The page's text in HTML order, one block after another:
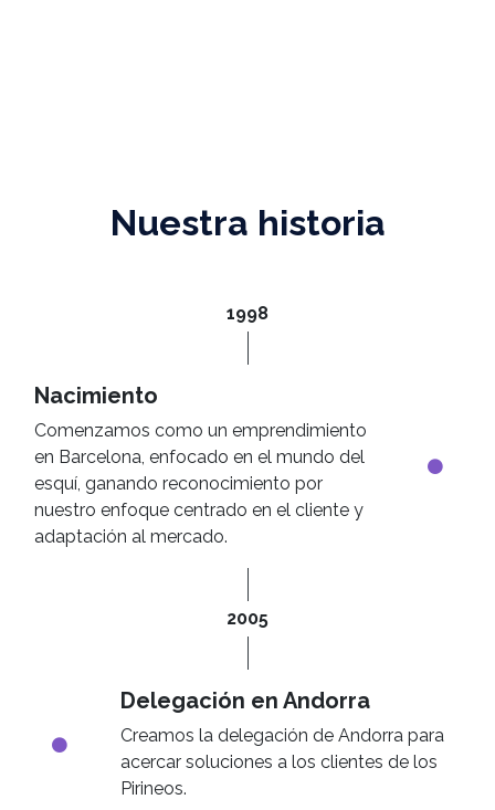
Nuestra historia
1998
Nacimiento
Comenzamos como un emprendimiento
en Barcelona, enfocado en el mundo del
esquí, ganando reconocimiento por
nuestro enfoque centrado en el cliente y
adaptación al mercado.
2005
Delegación en Andorra
Creamos la delegación de Andorra para
acercar soluciones a los clientes de los
Pirineos.